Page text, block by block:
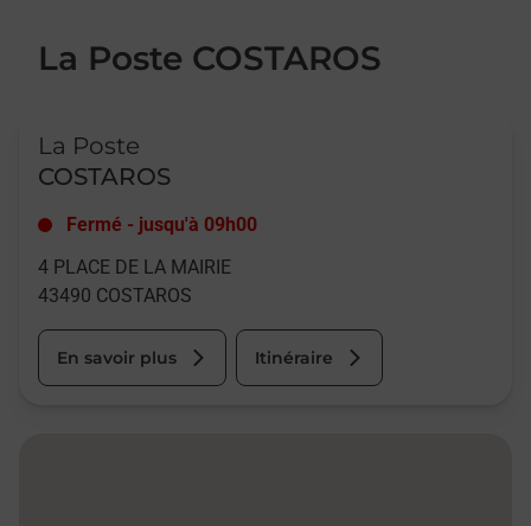
La Poste COSTAROS
La Poste
COSTAROS
Fermé - jusqu'à 09h00
4 PLACE DE LA MAIRIE
43490 COSTAROS
En savoir plus Itinéraire